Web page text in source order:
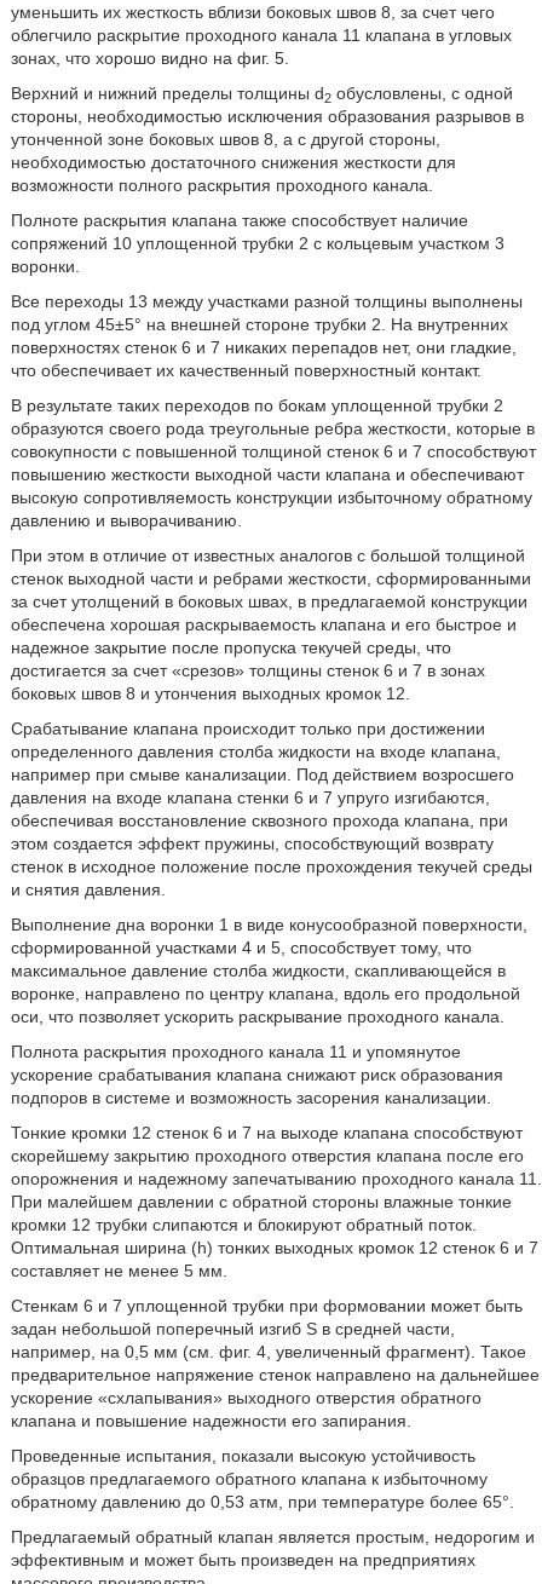
уменьшить их жесткость вблизи боковых швов 8, за счет чего
облегчило раскрытие проходного канала 11 клапана в угловых
зонах, что хорошо видно на фиг. 5.
Верхний и нижний пределы толщины d2обусловлены, с одной
стороны, необходимостью исключения образования разрывов в
утонченной зоне боковых швов 8, а с другой стороны,
необходимостью достаточного снижения жесткости для
возможности полного раскрытия проходного канала.
Полноте раскрытия клапана также способствует наличие
сопряжений 10 уплощенной трубки 2 с кольцевым участком 3
воронки.
Все переходы 13 между участками разной толщины выполнены
под углом 45±5° на внешней стороне трубки 2. На внутренних
поверхностях стенок 6 и 7 никаких перепадов нет, они гладкие,
что обеспечивает их качественный поверхностный контакт.
В результате таких переходов по бокам уплощенной трубки 2
образуются своего рода треугольные ребра жесткости, которые в
совокупности с повышенной толщиной стенок 6 и 7 способствуют
повышению жесткости выходной части клапана и обеспечивают
высокую сопротивляемость конструкции избыточному обратному
давлению и выворачиванию.
При этом в отличие от известных аналогов с большой толщиной
стенок выходной части и ребрами жесткости, сформированными
за счет утолщений в боковых швах, в предлагаемой конструкции
обеспечена хорошая раскрываемость клапана и его быстрое и
надежное закрытие после пропуска текучей среды, что
достигается за счет «срезов» толщины стенок 6 и 7 в зонах
боковых швов 8 и утончения выходных кромок 12.
Срабатывание клапана происходит только при достижении
определенного давления столба жидкости на входе клапана,
например при смыве канализации. Под действием возросшего
давления на входе клапана стенки 6 и 7 упруго изгибаются,
обеспечивая восстановление сквозного прохода клапана, при
этом создается эффект пружины, способствующий возврату
стенок в исходное положение после прохождения текучей среды
и снятия давления.
Выполнение дна воронки 1 в виде конусообразной поверхности,
сформированной участками 4 и 5, способствует тому, что
максимальное давление столба жидкости, скапливающейся в
воронке, направлено по центру клапана, вдоль его продольной
оси, что позволяет ускорить раскрывание проходного канала.
Полнота раскрытия проходного канала 11 и упомянутое
ускорение срабатывания клапана снижают риск образования
подпоров в системе и возможность засорения канализации.
Тонкие кромки 12 стенок 6 и 7 на выходе клапана способствуют
скорейшему закрытию проходного отверстия клапана после его
опорожнения и надежному запечатыванию проходного канала 11.
При малейшем давлении с обратной стороны влажные тонкие
кромки 12 трубки слипаются и блокируют обратный поток.
Оптимальная ширина (h) тонких выходных кромок 12 стенок 6 и 7
составляет не менее 5 мм.
Стенкам 6 и 7 уплощенной трубки при формовании может быть
задан небольшой поперечный изгиб S в средней части,
например, на 0,5 мм (см. фиг. 4, увеличенный фрагмент). Такое
предварительное напряжение стенок направлено на дальнейшее
ускорение «схлапывания» выходного отверстия обратного
клапана и повышение надежности его запирания.
Проведенные испытания, показали высокую устойчивость
образцов предлагаемого обратного клапана к избыточному
обратному давлению до 0,53 атм, при температуре более 65°.
Предлагаемый обратный клапан является простым, недорогим и
эффективным и может быть произведен на предприятиях